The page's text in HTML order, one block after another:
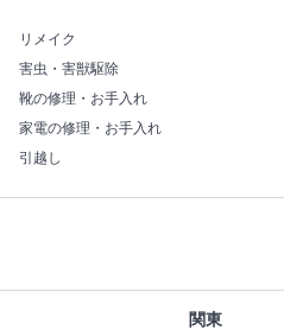
リメイク
害虫・害獣駆除
靴の修理・お手入れ
家電の修理・お手入れ
引越し
関東